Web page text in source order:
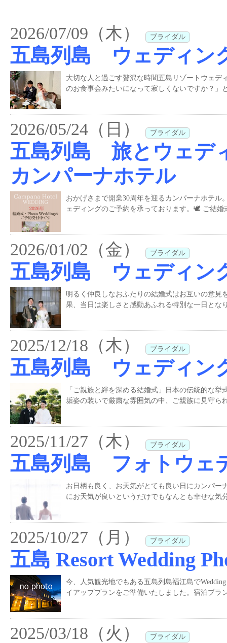
2026/07/09（木） ブライダル
五島列島 ウェディン
大切な人と過ごす贅沢な時間五島リゾートウェ
のお食事会みたいになって寂しくないですか？」
2026/05/24（日） ブライダル
五島列島 旅とウェデ
カンパーナホテル
おかげさまで開業30周年を迎るカンパーナホテル
ェディングのご予約を承っております。🕊️ ご結
2026/01/02（金） ブライダル
五島列島 ウェディン
明るく仲良しなおふたりの結婚式はお互いの意
果、当日は楽しさと感動あふれる特別な一日とな
2025/12/18（木） ブライダル
五島列島 ウェディン
「ご親族と絆を深める結婚式」日本の伝統的な
垢姿の装いで厳粛な雰囲気の中、ご親族に見守ら
2025/11/27（木） ブライダル
五島列島 フォトウェ
お日柄も良く、お天気がとても良い日にカンパ
にお天気が良いというだけでもなんとも幸せな
2025/10/27（月） ブライダル
五島 Resort Wedding
今、人気観光地でもある五島列島福江島で
イアッププランをご準備いたしました。宿泊プ
2025/03/18（火） ブライダル